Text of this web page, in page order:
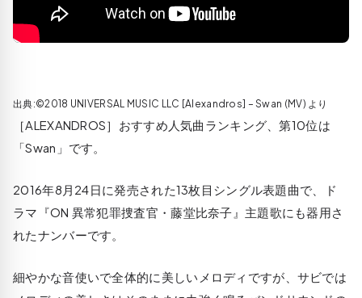
出典:©2018 UNIVERSAL MUSIC LLC [Alexandros] – Swan (MV) より
［ALEXANDROS］おすすめ人気曲ランキング、第10位は
「Swan」です。
2016年8月24日に発売された13枚目シングル表題曲で、ド
ラマ『ON 異常犯罪捜査官・藤堂比奈子』主題歌にも器用さ
れたナンバーです。
細やかな音使いで全体的に美しいメロディですが、サビでは